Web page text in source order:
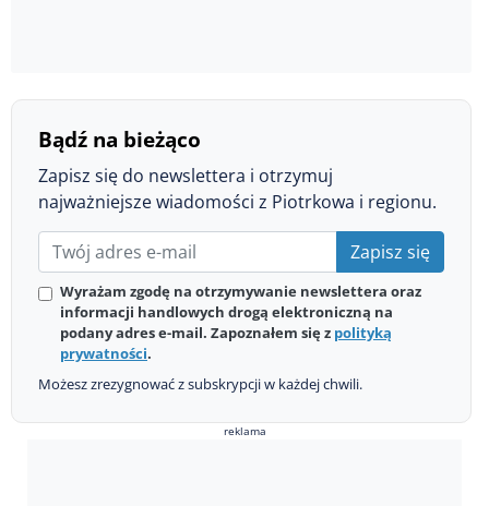
Bądź na bieżąco
Zapisz się do newslettera i otrzymuj
najważniejsze wiadomości z Piotrkowa i regionu.
Zapisz się
Wyrażam zgodę na otrzymywanie newslettera oraz
informacji handlowych drogą elektroniczną na
podany adres e-mail. Zapoznałem się z polityką
prywatności.
Możesz zrezygnować z subskrypcji w każdej chwili.
reklama